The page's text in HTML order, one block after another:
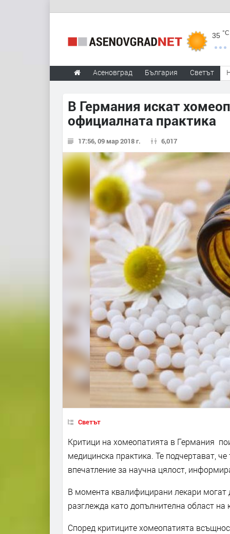
35 °C
Асеновград България Светът
В Германия искат
официалната практика
17:56, 09 мар 2018 г. 6,017
Светът
Критици на хомеопатията в Германия
медицинска практика. Те подчертават,
впечатление за научна цялост,
В момента квалифицирани лекари могат
разглежда като допълнителна област на
Според критиците хомеопатията